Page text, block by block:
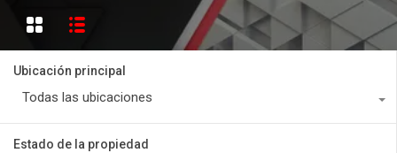
Ubicación principal
Todas las ubicaciones
Estado de la propiedad